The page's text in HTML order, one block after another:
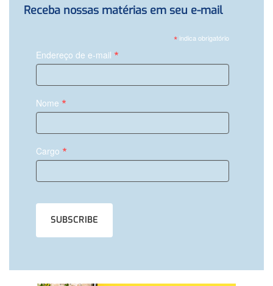
Receba nossas matérias em seu e-mail
*indica obrigatório
Endereço de e-mail *
Nome *
Cargo *